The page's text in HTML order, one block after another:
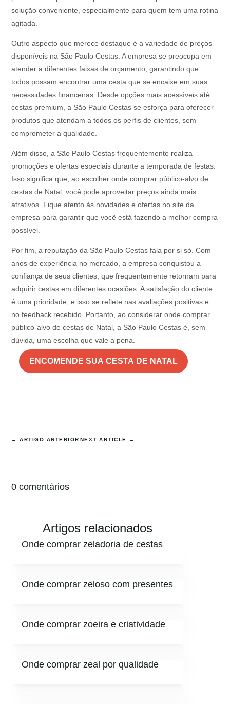
solução conveniente, especialmente para quem tem uma rotina
agitada.
Outro aspecto que merece destaque é a variedade de preços
disponíveis na São Paulo Cestas. A empresa se preocupa em
atender a diferentes faixas de orçamento, garantindo que
todos possam encontrar uma cesta que se encaixe em suas
necessidades financeiras. Desde opções mais acessíveis até
cestas premium, a São Paulo Cestas se esforça para oferecer
produtos que atendam a todos os perfis de clientes, sem
comprometer a qualidade.
Além disso, a São Paulo Cestas frequentemente realiza
promoções e ofertas especiais durante a temporada de festas.
Isso significa que, ao escolher onde comprar público-alvo de
cestas de Natal, você pode aproveitar preços ainda mais
atrativos. Fique atento às novidades e ofertas no site da
empresa para garantir que você está fazendo a melhor compra
possível.
Por fim, a reputação da São Paulo Cestas fala por si só. Com
anos de experiência no mercado, a empresa conquistou a
confiança de seus clientes, que frequentemente retornam para
adquirir cestas em diferentes ocasiões. A satisfação do cliente
é uma prioridade, e isso se reflete nas avaliações positivas e
no feedback recebido. Portanto, ao considerar onde comprar
público-alvo de cestas de Natal, a São Paulo Cestas é, sem
dúvida, uma escolha que vale a pena.
ENCOMENDE SUA CESTA DE NATAL
←ARTIGO ANTERIOR NEXT ARTICLE →
0 comentários
Artigos relacionados
Onde comprar zeladoria de cestas
Onde comprar zeloso com presentes
Onde comprar zoeira e criatividade
Onde comprar zeal por qualidade